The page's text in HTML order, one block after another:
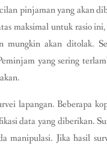
pinjaman yang akan
maksimal untuk rasio
mungkin akan ditolak.
yang sering
lapangan. Beberapa
data yang diberikan.
manipulasi. Jika hasil